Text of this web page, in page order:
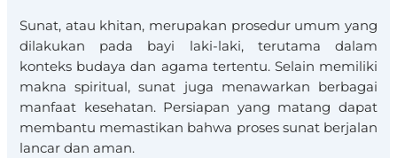
Sunat, atau khitan, merupakan prosedur umum yang
dilakukan pada bayi laki-laki, terutama dalam
konteks budaya dan agama tertentu. Selain memiliki
makna spiritual, sunat juga menawarkan berbagai
manfaat kesehatan. Persiapan yang matang dapat
membantu memastikan bahwa proses sunat berjalan
lancar dan aman.